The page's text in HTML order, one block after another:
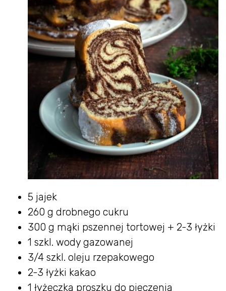
5 jajek
260 g drobnego cukru
300 g mąki pszennej tortowej + 2-3 łyżki
1 szkl. wody gazowanej
3/4 szkl. oleju rzepakowego
2-3 łyżki kakao
1 łyżeczka proszku do pieczenia